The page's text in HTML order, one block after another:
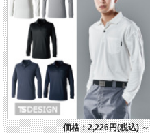
価格：2,226円(税込)～